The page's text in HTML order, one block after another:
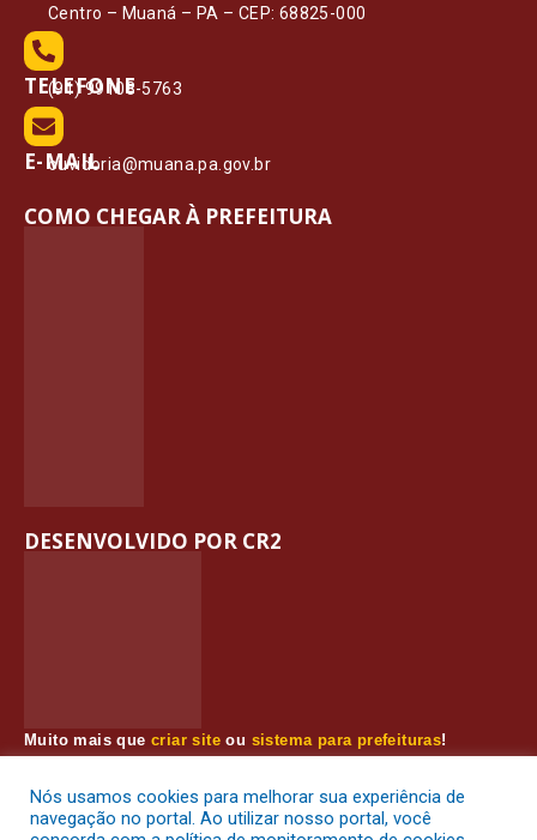
Centro – Muaná – PA – CEP: 68825-000
TELEFONE
(91) 99108-5763
E-MAIL
ouvidoria@muana.pa.gov.br
COMO CHEGAR À PREFEITURA
Muito mais quecriar site ou sistema para prefeituras!
Realizamos umaassessoriacompleta, onde garantimos em
públicaserão atendidas.
DESENVOLVIDO POR CR2
Nós usamos cookies para melhorar sua experiência de
navegação no portal. Ao utilizar nosso portal, você